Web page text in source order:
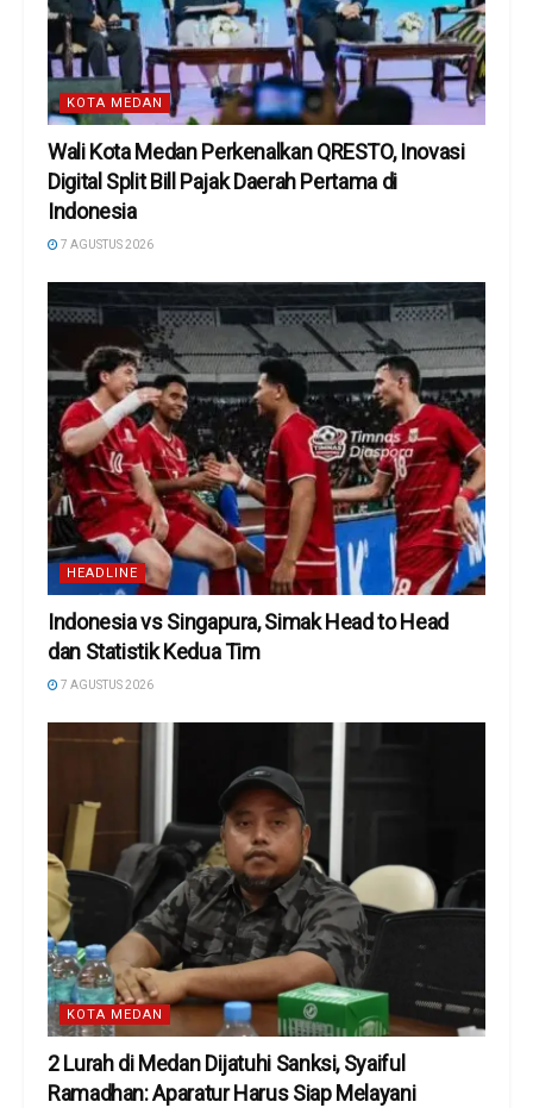
KOTA MEDAN
Wali Kota Medan Perkenalkan QRESTO, Inovasi
Digital Split Bill Pajak Daerah Pertama di
Indonesia
7 AGUSTUS 2026
HEADLINE
Indonesia vs Singapura, Simak Head to Head
dan Statistik Kedua Tim
7 AGUSTUS 2026
KOTA MEDAN
2 Lurah di Medan Dijatuhi Sanksi, Syaiful
Ramadhan: Aparatur Harus Siap Melayani